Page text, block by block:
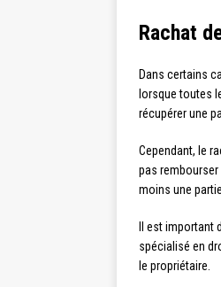
Rachat
Dans certains
lorsque toutes
récupérer une
Cependant, le
pas
moins une
Il est
spécialisé en
le propriétaire.